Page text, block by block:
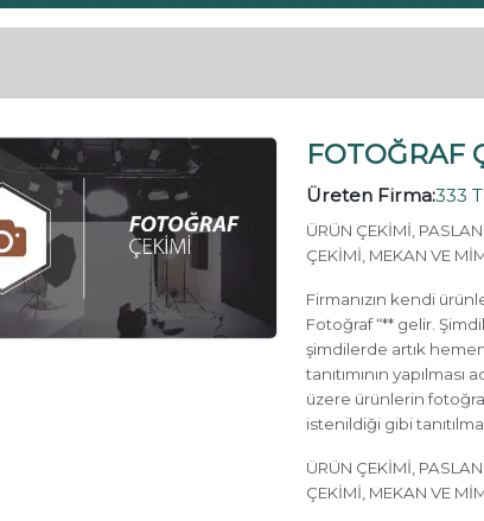
FOTOĞRAF
Üreten Firma:333
ÜRÜN ÇEKİMİ,
ÇEKİMİ, MEKAN VE
Firmanızın kendi
Fotoğraf “** gelir.
şimdilerde artık
tanıtımının yapılması
üzere ürünlerin
istenildiği gibi
ÜRÜN ÇEKİMİ,
ÇEKİMİ, MEKAN VE